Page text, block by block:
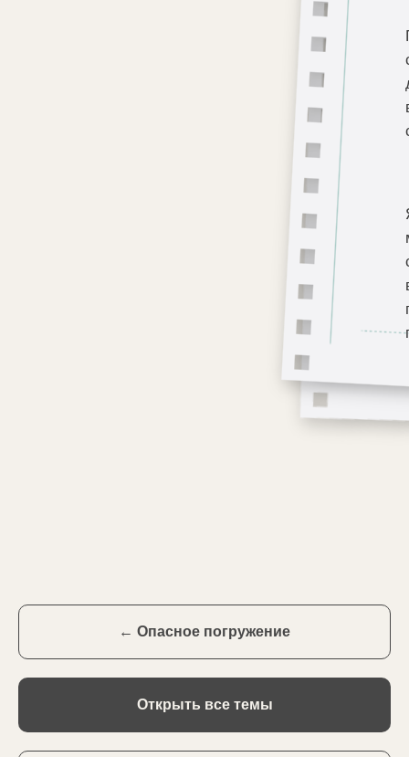
← Опасное погружение
Открыть все темы